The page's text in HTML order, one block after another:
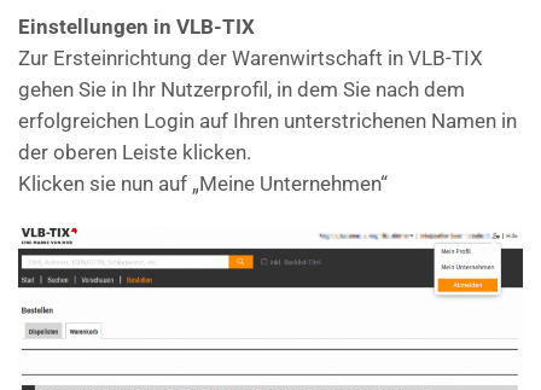
Einstellungen in VLB-TIX
Zur Ersteinrichtung der Warenwirtschaft in VLB-TIX
gehen Sie in Ihr Nutzerprofil, in dem Sie nach dem
erfolgreichen Login auf Ihren unterstrichenen Namen in
der oberen Leiste klicken.
Klicken sie nun auf „Meine Unternehmen“